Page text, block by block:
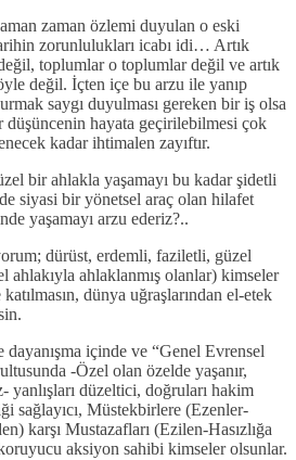
zaman özlemi duyulan o eski
zorunlulukları icabı idi… Artık
toplumlar o toplumlar değil ve artık
değil. İçten içe bu arzu ile yanıp
saygı duyulması gereken bir iş olsa
düşüncenin hayata geçirilebilmesi çok
kadar ihtimalen zayıftır.
bir ahlakla yaşamayı bu kadar şidetli
siyasi bir yönetsel araç olan hilafet
yaşamayı arzu ederiz?..
dürüst, erdemli, faziletli, güzel
ahlakıyla ahlaklanmış olanlar) kimseler
dünya uğraşlarından el-etek
dayanışma içinde ve “Genel Evrensel
-Özel olan özelde yaşanır,
yanlışları düzeltici, doğruları hakim
sağlayıcı, Müstekbirlere (Ezenler-
karşı Mustazafları (Ezilen-Hasızlığa
aksiyon sahibi kimseler olsunlar.